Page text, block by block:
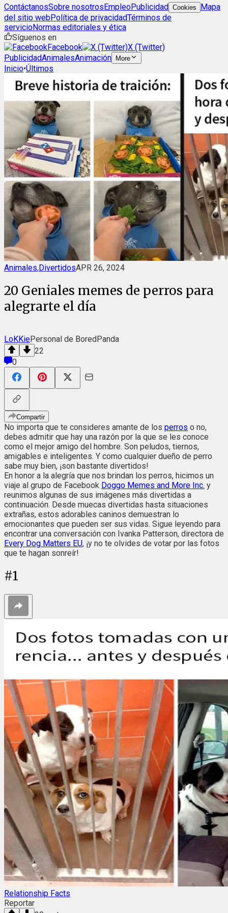
ContáctanosSobre nosotrosEmpleoPublicidad Cookies
Mapa
del sitio webPolítica de privacidadTérminos de
servicioNormas editoriales y ética
Síguenos en
Facebook
X (Twitter)
PublicidadAnimalesAnimación More
Inicio•Últimos
Animales,DivertidosAPR 26, 2024
20 Geniales memes de perros para
alegrarte el día
LoKKiePersonal de BoredPanda
22
0
Compartir
No importa que te consideres amante de los perros o no,
debes admitir que hay una razón por la que se les conoce
como el mejor amigo del hombre. Son peludos, tiernos,
amigables e inteligentes. Y como cualquier dueño de perro
sabe muy bien, ¡son bastante divertidos!
En honor a la alegría que nos brindan los perros, hicimos un
viaje al grupo de Facebook Doggo Memes and More Inc. y
reunimos algunas de sus imágenes más divertidas a
continuación. Desde muecas divertidas hasta situaciones
extrañas, estos adorables caninos demuestran lo
emocionantes que pueden ser sus vidas. Sigue leyendo para
encontrar una conversación con Ivanka Patterson, directora de
Every Dog Matters EU, ¡y no te olvides de votar por las fotos
que te hagan sonreír!
#1
Relationship Facts
Reportar